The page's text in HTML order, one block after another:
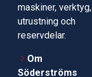
maskiner, verktyg,
utrustning och
reservdelar.
Om
Söderströms